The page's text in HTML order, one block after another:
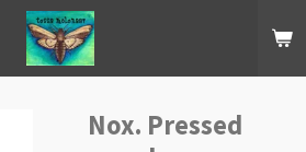
Nox. Pressed